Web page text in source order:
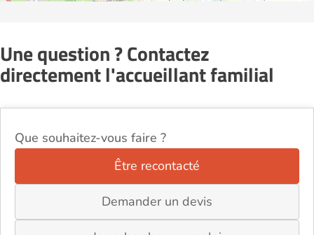
Une question ? Contactez
directement l'accueillant familial
Que souhaitez-vous faire ?
Être recontacté
Demander un devis